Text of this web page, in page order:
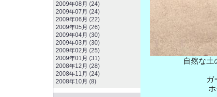
自然な土
ガ
2009年08月 (24)
2009年07月 (24)
2009年06月 (22)
2009年05月 (26)
2009年04月 (30)
2009年03月 (30)
2009年02月 (25)
2009年01月 (31)
2008年12月 (28)
2008年11月 (24)
2008年10月 (8)